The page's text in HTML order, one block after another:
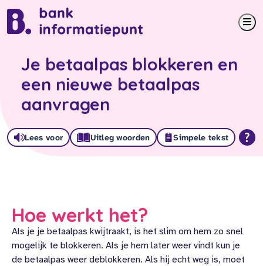
Je betaalpas blokkeren en
een nieuwe betaalpas
aanvragen
Lees voor Uitleg woorden Simpele tekst
Hoe werkt het?
Als je je betaalpas kwijtraakt, is het slim om hem zo snel
mogelijk te blokkeren. Als je hem later weer vindt kun je
de betaalpas weer deblokkeren. Als hij echt weg is, moet